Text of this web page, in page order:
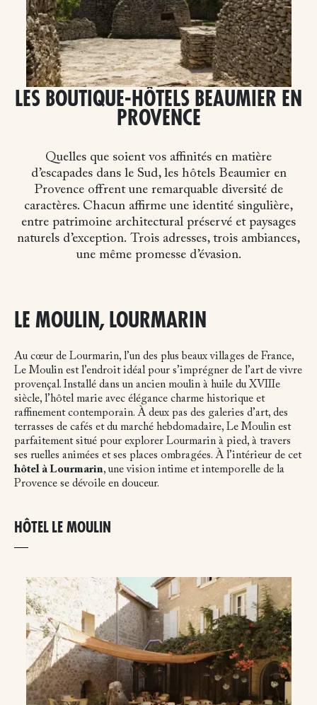
LES BOUTIQUE-HÔTELS BEAUMIER EN
PROVENCE
Quelles que soient vos affinités en matière
d’escapades dans le Sud, les hôtels Beaumier en
Provence offrent une remarquable diversité de
caractères. Chacun affirme une identité singulière,
entre patrimoine architectural préservé et paysages
naturels d’exception. Trois adresses, trois ambiances,
une même promesse d’évasion.
LE MOULIN, LOURMARIN
Au cœur de Lourmarin, l’un des plus beaux villages de France,
Le Moulin est l’endroit idéal pour s’imprégner de l’art de vivre
provençal. Installé dans un ancien moulin à huile du XVIIIe
siècle, l’hôtel marie avec élégance charme historique et
raffinement contemporain. À deux pas des galeries d’art, des
terrasses de cafés et du marché hebdomadaire, Le Moulin est
parfaitement situé pour explorer Lourmarin à pied, à travers
ses ruelles animées et ses places ombragées. À l’intérieur de cet
hôtel à Lourmarin, une vision intime et intemporelle de la
Provence se dévoile en douceur.
HÔTEL LE MOULIN